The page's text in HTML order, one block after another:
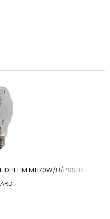
DHI HM MH70W/U/PSSTD